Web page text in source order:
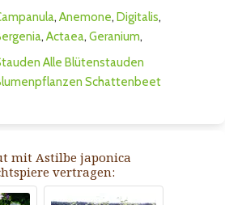
, Anemone, Digitalis,
, Actaea, Geranium,
Alle Blütenstauden
Schattenbeet
mit Astilbe japonica
vertragen: